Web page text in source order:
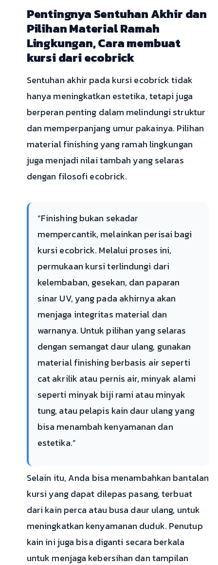
Pentingnya Sentuhan Akhir dan
Pilihan Material Ramah
Lingkungan, Cara membuat
kursi dari ecobrick
Sentuhan akhir pada kursi ecobrick tidak
hanya meningkatkan estetika, tetapi juga
berperan penting dalam melindungi struktur
dan memperpanjang umur pakainya. Pilihan
material finishing yang ramah lingkungan
juga menjadi nilai tambah yang selaras
dengan filosofi ecobrick.
“Finishing bukan sekadar
mempercantik, melainkan perisai bagi
kursi ecobrick. Melalui proses ini,
permukaan kursi terlindungi dari
kelembaban, gesekan, dan paparan
sinar UV, yang pada akhirnya akan
menjaga integritas material dan
warnanya. Untuk pilihan yang selaras
dengan semangat daur ulang, gunakan
material finishing berbasis air seperti
cat akrilik atau pernis air, minyak alami
seperti minyak biji rami atau minyak
tung, atau pelapis kain daur ulang yang
bisa menambah kenyamanan dan
estetika.”
Selain itu, Anda bisa menambahkan bantalan
kursi yang dapat dilepas pasang, terbuat
dari kain perca atau busa daur ulang, untuk
meningkatkan kenyamanan duduk. Penutup
kain ini juga bisa diganti secara berkala
untuk menjaga kebersihan dan tampilan